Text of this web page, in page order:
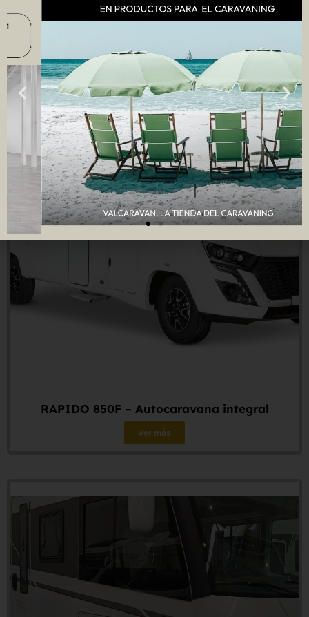
RAPIDO 850F – Autocaravana integral
Ver más